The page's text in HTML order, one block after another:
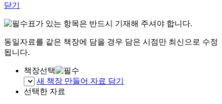
닫기
표가 있는 항목은 반드시 기재해 주셔야 합니다.
동일자료를 같은 책장에 담을 경우 담은 시점만 최신으로 수정
됩니다.
책장선택
새 책장 만들어 자료 담기
선택한 자료